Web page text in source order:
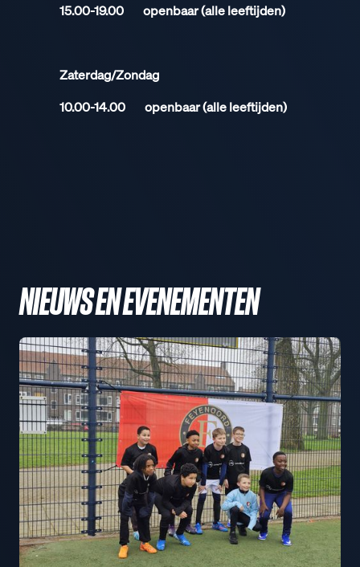
15.00-19.00 openbaar (alle leeftijden)
Zaterdag/Zondag
10.00-14.00 openbaar (alle leeftijden)
NIEUWS EN EVENEMENTEN